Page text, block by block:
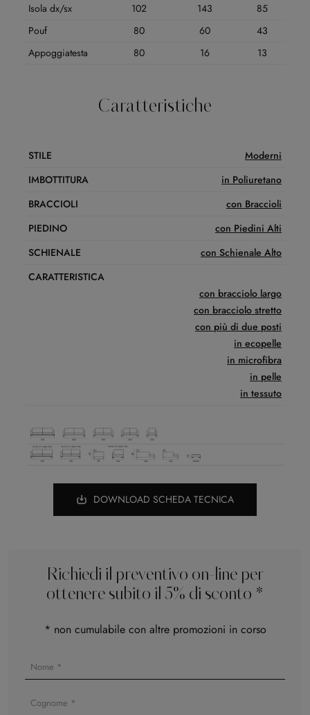
Isola dx/sx
102 143
85
Pouf
80 60
43
Appoggiatesta
80 16 13
Caratteristiche
STILE
Moderni
IMBOTTITURA
in Poliuretano
BRACCIOLI
con Braccioli
PIEDINO
con Piedini Alti
SCHIENALE
con Schienale Alto
CARATTERISTICA
con bracciolo largo
con bracciolo stretto
con più di due posti
in ecopelle
in microfibra
in pelle
in tessuto
DOWNLOAD SCHEDA TECNICA
Richiedi il preventivo on-line per
ottenere subito il 5% di sconto *
* non cumulabile con altre promozioni in corso